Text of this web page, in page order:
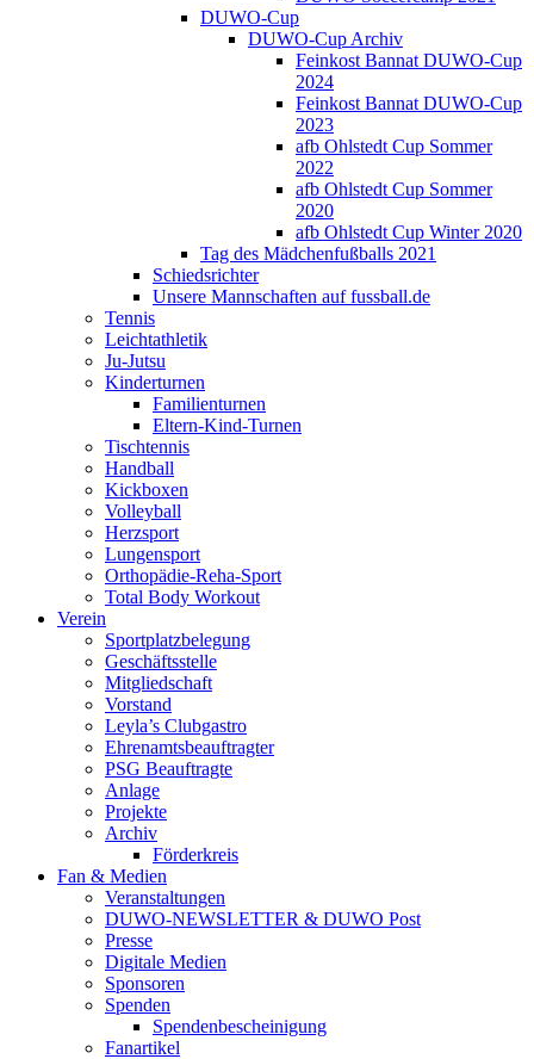
DUWO-Cup
DUWO-Cup Archiv
Feinkost Bannat DUWO-Cup
2024
Feinkost Bannat DUWO-Cup
2023
afb Ohlstedt Cup Sommer
2022
afb Ohlstedt Cup Sommer
2020
afb Ohlstedt Cup Winter 2020
Tag des Mädchenfußballs 2021
Schiedsrichter
Unsere Mannschaften auf fussball.de
Tennis
Leichtathletik
Ju-Jutsu
Kinderturnen
Familienturnen
Eltern-Kind-Turnen
Tischtennis
Handball
Kickboxen
Volleyball
Herzsport
Lungensport
Orthopädie-Reha-Sport
Total Body Workout
Verein
Sportplatzbelegung
Geschäftsstelle
Mitgliedschaft
Vorstand
Leyla’s Clubgastro
Ehrenamtsbeauftragter
PSG Beauftragte
Anlage
Projekte
Archiv
Förderkreis
Fan & Medien
Veranstaltungen
DUWO-NEWSLETTER & DUWO Post
Presse
Digitale Medien
Sponsoren
Spenden
Spendenbescheinigung
Fanartikel